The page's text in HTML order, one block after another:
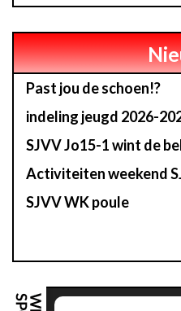
Past jou de schoen!?
indeling jeugd 2026-
SJVV Jo15-1 wint de
Activiteiten weekend
SJVV WK poule